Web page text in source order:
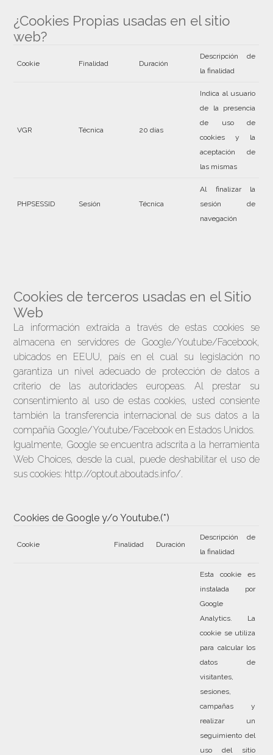
¿Cookies Propias usadas en el sitio
web?
Cookie Finalidad Duración
Descripción de
la finalidad
VGR Técnica 20 días
Indica al usuario
de la presencia
de uso de
cookies y la
aceptación de
las mismas
PHPSESSID Sesión Técnica
Al finalizar la
sesión de
navegación
Cookies de terceros usadas en el Sitio
Web
La información extraída a través de estas cookies se
almacena en servidores de Google/Youtube/Facebook,
ubicados en EEUU, país en el cual su legislación no
garantiza un nivel adecuado de protección de datos a
criterio de las autoridades europeas. Al prestar su
consentimiento al uso de estas cookies, usted consiente
también la transferencia internacional de sus datos a la
compañía Google/Youtube/Facebook en Estados Unidos.
Igualmente, Google se encuentra adscrita a la herramienta
Web Choices, desde la cual, puede deshabilitar el uso de
sus cookies: http://optout.aboutads.info/.
Cookies de Google y/o Youtube.(*)
Cookie Finalidad Duración
Descripción de
la finalidad
Esta cookie es
instalada por
Google
Analytics. La
cookie se utiliza
para calcular los
datos de
visitantes,
sesiones,
campañas y
realizar un
seguimiento del
uso del sitio